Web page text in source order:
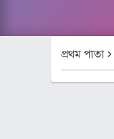
প্রথম পাতা